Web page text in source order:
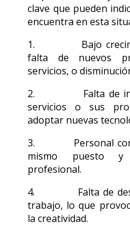
clave que pueden
encuentra en esta
1. Bajo
falta de nuevos
servicios, o
2. Falta de
servicios o sus
adoptar nuevas
3. Personal con
mismo puesto y
profesional.
4. Falta de
trabajo, lo que
la creatividad.